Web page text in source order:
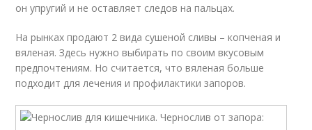
он упругий и не оставляет следов на пальцах.
На рынках продают 2 вида сушеной сливы – копченая и
вяленая. Здесь нужно выбирать по своим вкусовым
предпочтениям. Но считается, что вяленая больше
подходит для лечения и профилактики запоров.